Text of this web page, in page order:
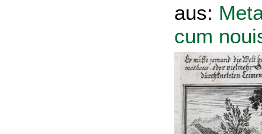
aus:
cum